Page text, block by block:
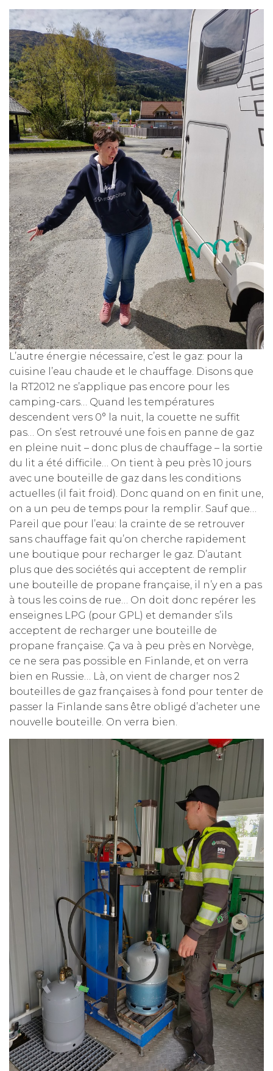
L’autre énergie nécessaire, c’est le gaz: pour la
cuisine l’eau chaude et le chauffage. Disons que
la RT2012 ne s’applique pas encore pour les
camping-cars… Quand les températures
descendent vers 0° la nuit, la couette ne suffit
pas… On s’est retrouvé une fois en panne de gaz
en pleine nuit – donc plus de chauffage – la sortie
du lit a été difficile… On tient à peu près 10 jours
avec une bouteille de gaz dans les conditions
actuelles (il fait froid). Donc quand on en finit une,
on a un peu de temps pour la remplir. Sauf que…
Pareil que pour l’eau: la crainte de se retrouver
sans chauffage fait qu’on cherche rapidement
une boutique pour recharger le gaz. D’autant
plus que des sociétés qui acceptent de remplir
une bouteille de propane française, il n’y en a pas
à tous les coins de rue… On doit donc repérer les
enseignes LPG (pour GPL) et demander s’ils
acceptent de recharger une bouteille de
propane française. Ça va à peu près en Norvège,
ce ne sera pas possible en Finlande, et on verra
bien en Russie… Là, on vient de charger nos 2
bouteilles de gaz françaises à fond pour tenter de
passer la Finlande sans être obligé d’acheter une
nouvelle bouteille. On verra bien.